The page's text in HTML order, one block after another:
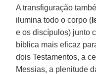
A transfiguração
ilumina todo o corpo (
e os discípulos) junto
bíblica mais eficaz
dois Testamentos, a
Messias, a plenitude